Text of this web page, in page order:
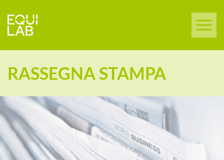
RASSEGNA STAMPA